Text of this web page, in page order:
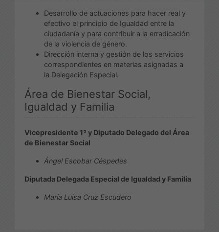
Desarrollo de actuaciones para hacer real y
efectivo el principio de Igualdad entre la
ciudadanía y para contribuir a la erradicación
de la violencia de género.
Dirección interna y gestión de los servicios
correspondientes en materias asignadas a
la Delegación Especial.
Área de Bienestar Social,
Igualdad y Familia
Vicepresidente 1º y Diputado Delegado del Área
de Bienestar Social
Ángel Escobar Céspedes
Diputada Delegada Especial de Igualdad y Familia
María Luisa Cruz Escudero